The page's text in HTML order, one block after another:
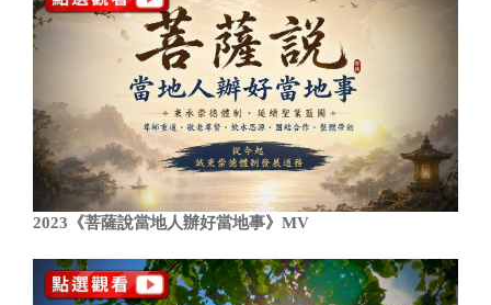
2023《菩薩說當地人辦好當地事》MV